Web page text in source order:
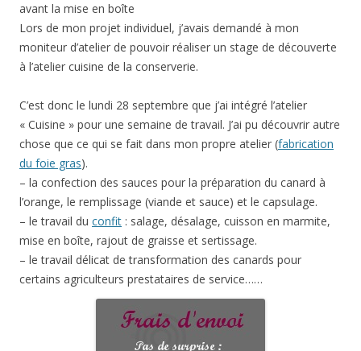
avant la mise en boîte
Lors de mon projet individuel, j’avais demandé à mon
moniteur d’atelier de pouvoir réaliser un stage de découverte
à l’atelier cuisine de la conserverie.
C’est donc le lundi 28 septembre que j’ai intégré l’atelier
« Cuisine » pour une semaine de travail. J’ai pu découvrir autre
chose que ce qui se fait dans mon propre atelier (fabrication
du foie gras).
– la confection des sauces pour la préparation du canard à
l’orange, le remplissage (viande et sauce) et le capsulage.
– le travail du confit : salage, désalage, cuisson en marmite,
mise en boîte, rajout de graisse et sertissage.
– le travail délicat de transformation des canards pour
certains agriculteurs prestataires de service……